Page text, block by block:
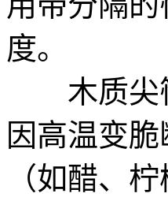
度。
木质尖筷
因高温变
（如醋、